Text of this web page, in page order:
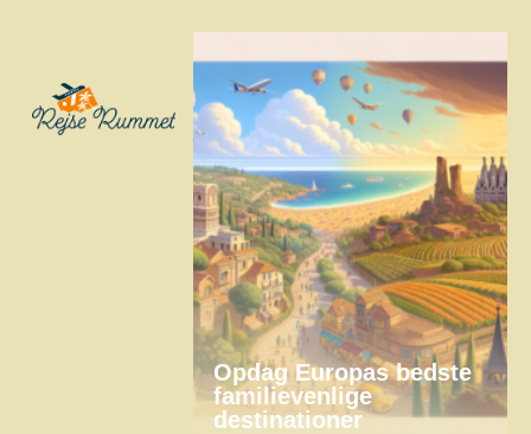
Opdag Europas bedste
familievenlige
destinationer